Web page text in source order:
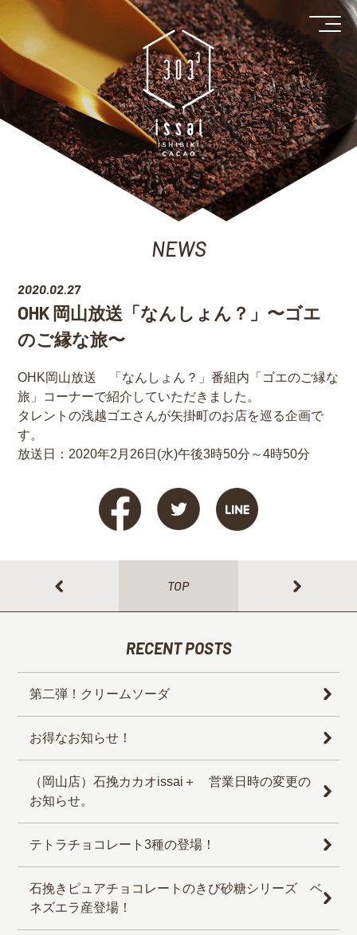
NEWS
2020.02.27
OHK 岡山放送「なんしょん？」〜ゴエ
のご縁な旅〜
OHK岡山放送 「なんしょん？」番組内「ゴエのご縁な
旅」コーナーで紹介していただきました。
タレントの浅越ゴエさんが矢掛町のお店を巡る企画で
す。
放送日：2020年2月26日(水)午後3時50分～4時50分
TOP
RECENT POSTS
第二弾！クリームソーダ
お得なお知らせ！
（岡山店）石挽カカオissai＋ 営業日時の変更の
お知らせ。
テトラチョコレート3種の登場！
石挽きピュアチョコレートのきび砂糖シリーズ ベ
ネズエラ産登場！